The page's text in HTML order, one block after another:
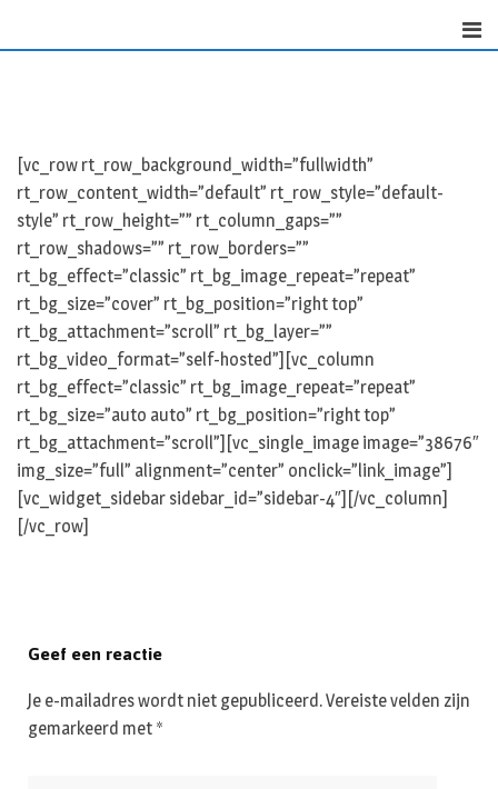
[vc_row rt_row_background_width=”fullwidth”
rt_row_content_width=”default” rt_row_style=”default-
style” rt_row_height=”” rt_column_gaps=””
rt_row_shadows=”” rt_row_borders=””
rt_bg_effect=”classic” rt_bg_image_repeat=”repeat”
rt_bg_size=”cover” rt_bg_position=”right top”
rt_bg_attachment=”scroll” rt_bg_layer=””
rt_bg_video_format=”self-hosted”][vc_column
rt_bg_effect=”classic” rt_bg_image_repeat=”repeat”
rt_bg_size=”auto auto” rt_bg_position=”right top”
rt_bg_attachment=”scroll”][vc_single_image image=”38676″
img_size=”full” alignment=”center” onclick=”link_image”]
[vc_widget_sidebar sidebar_id=”sidebar-4″][/vc_column]
[/vc_row]
Geef een reactie
Je e-mailadres wordt niet gepubliceerd.Vereiste velden zijn
gemarkeerd met *